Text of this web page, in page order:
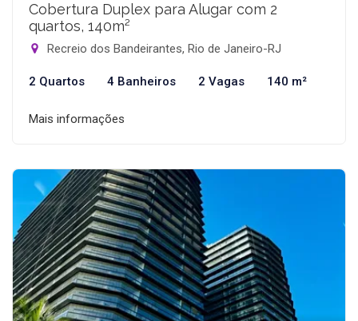
Cobertura Duplex para Alugar com 2
quartos, 140m²
Recreio dos Bandeirantes, Rio de Janeiro-RJ
2 Quartos 4 Banheiros 2 Vagas 140 m²
Mais informações